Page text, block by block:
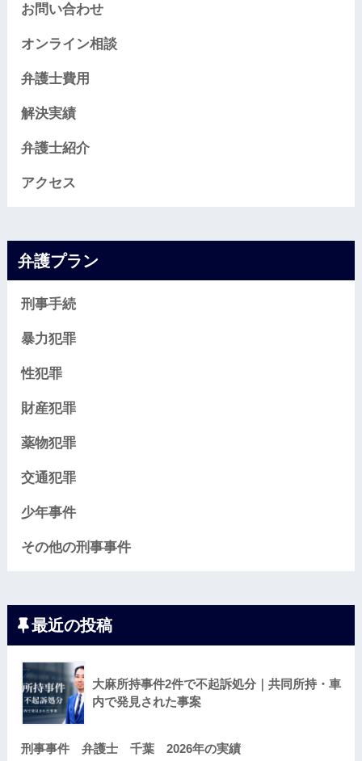
お問い合わせ
オンライン相談
弁護士費用
解決実績
弁護士紹介
アクセス
弁護プラン
刑事手続
暴力犯罪
性犯罪
財産犯罪
薬物犯罪
交通犯罪
少年事件
その他の刑事事件
最近の投稿
大麻所持事件2件で不起訴処分｜共同所持・車
内で発見された事案
刑事事件 弁護士 千葉 2026年の実績